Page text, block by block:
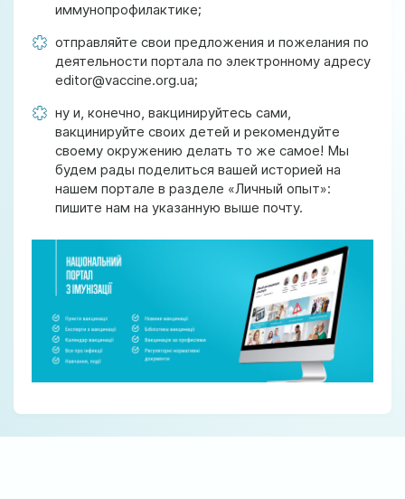
иммунопрофилактике;
отправляйте свои предложения и пожелания по
деятельности портала по электронному адресу
editor@vaccine.org.ua;
ну и, конечно, вакцинируйтесь сами,
вакцинируйте своих детей и рекомендуйте
своему окружению делать то же самое! Мы
будем рады поделиться вашей историей на
нашем портале в разделе «Личный опыт»:
пишите нам на указанную выше почту.